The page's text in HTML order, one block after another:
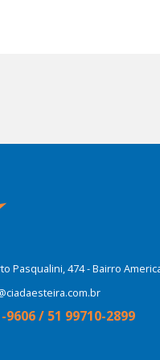
Pasqualini, 474 - Bairro
9606 / 51 99710-2899